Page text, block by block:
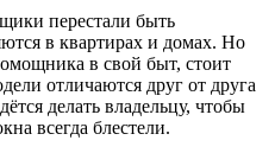
перестали быть
в квартирах и домах. Но
в свой быт, стоит
отличаются друг от друга
делать владельцу, чтобы
всегда блестели.